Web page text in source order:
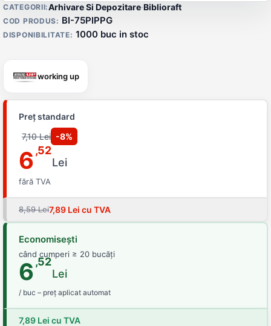
Detalii produs
CATEGORII:Arhivare Si Depozitare·Biblioraft
COD PRODUS: BI-75PIPPG
DISPONIBILITATE: 1000 buc in stoc
working up
Preț standard
7,10 Lei -8%
6,52
Lei
fără TVA
8,59 Lei7,89 Lei cu TVA
Economisești
când cumperi ≥ 20 bucăți
6,52
Lei
/ buc – preț aplicat automat
7,89 Lei cu TVA